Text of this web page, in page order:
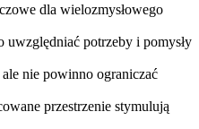
dla wielozmysłowego
potrzeby i pomysły
nie powinno ograniczać
przestrzenie stymulują